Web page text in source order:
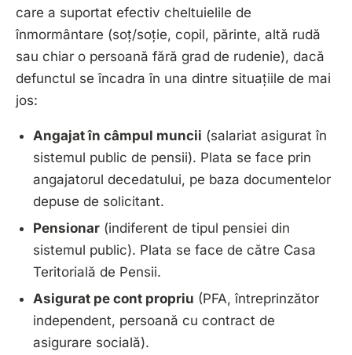
care a suportat efectiv cheltuielile de
înmormântare (soț/soție, copil, părinte, altă rudă
sau chiar o persoană fără grad de rudenie), dacă
defunctul se încadra în una dintre situațiile de mai
jos:
Angajat în câmpul muncii (salariat asigurat în
sistemul public de pensii). Plata se face prin
angajatorul decedatului, pe baza documentelor
depuse de solicitant.
Pensionar (indiferent de tipul pensiei din
sistemul public). Plata se face de către Casa
Teritorială de Pensii.
Asigurat pe cont propriu (PFA, întreprinzător
independent, persoană cu contract de
asigurare socială).